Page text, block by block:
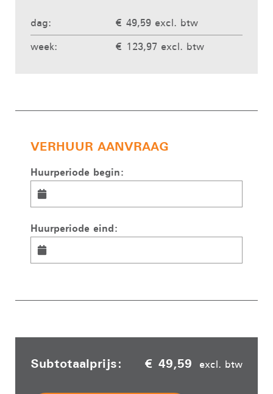
dag:
€ 49,59 excl. btw
week:
€ 123,97 excl. btw
VERHUUR AANVRAAG
Huurperiode begin:
Huurperiode eind:
Subtotaalprijs: € 49,59 excl. btw